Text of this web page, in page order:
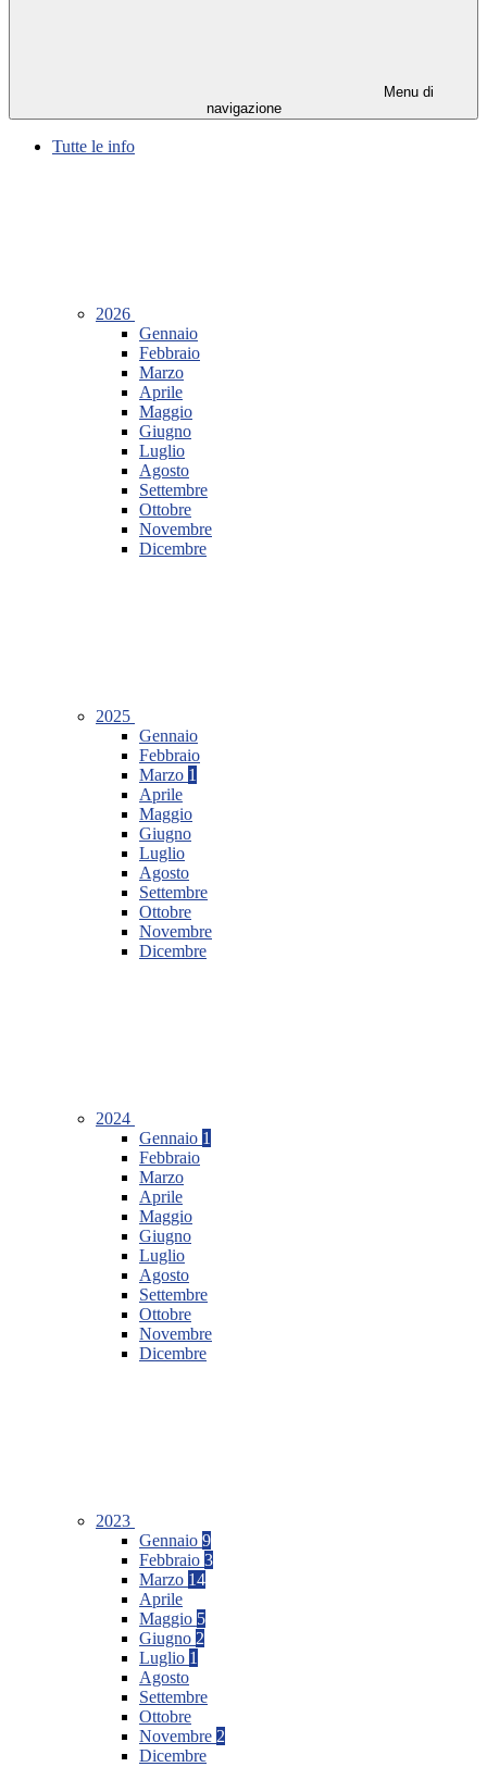
Menu di
navigazione
Tutte le info
2026
Gennaio
Febbraio
Marzo
Aprile
Maggio
Giugno
Luglio
Agosto
Settembre
Ottobre
Novembre
Dicembre
2025
Gennaio
Febbraio
Marzo 1
Aprile
Maggio
Giugno
Luglio
Agosto
Settembre
Ottobre
Novembre
Dicembre
2024
Gennaio 1
Febbraio
Marzo
Aprile
Maggio
Giugno
Luglio
Agosto
Settembre
Ottobre
Novembre
Dicembre
2023
Gennaio 9
Febbraio 3
Marzo 14
Aprile
Maggio 5
Giugno 2
Luglio 1
Agosto
Settembre
Ottobre
Novembre 2
Dicembre